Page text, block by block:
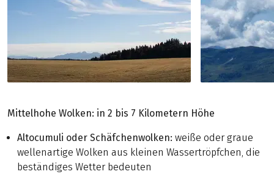
Mittelhohe Wolken: in 2 bis 7 Kilometern Höhe
Altocumuli oder Schäfchenwolken: weiße oder graue
wellenartige Wolken aus kleinen Wassertröpfchen, die
beständiges Wetter bedeuten